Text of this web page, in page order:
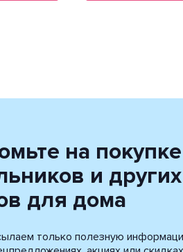
на покупке
и других
для дома
только полезную